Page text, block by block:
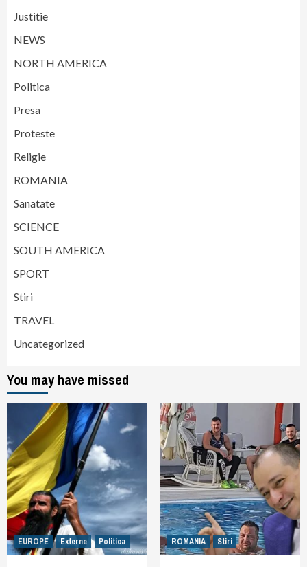
Justitie
NEWS
NORTH AMERICA
Politica
Presa
Proteste
Religie
ROMANIA
Sanatate
SCIENCE
SOUTH AMERICA
SPORT
Stiri
TRAVEL
Uncategorized
You may have missed
EUROPE Externe Politica ROMANIA Stiri